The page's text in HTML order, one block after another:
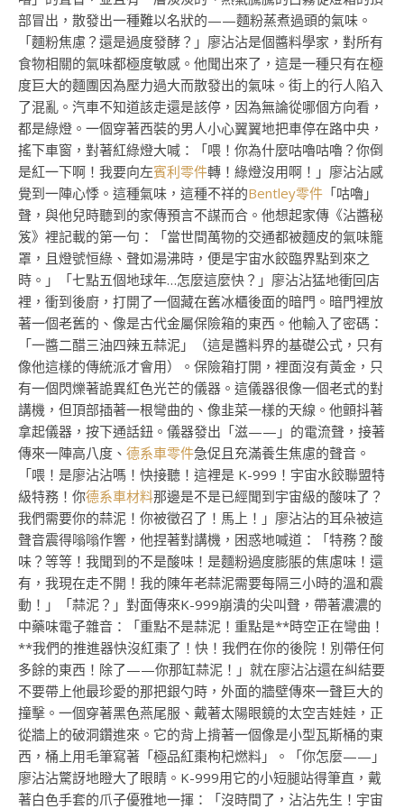
部冒出，散發出一種難以名狀的——麵粉蒸煮過頭的氣味。
「麵粉焦慮？還是過度發酵？」廖沾沾是個醬料學家，對所有
食物相關的氣味都極度敏感。他聞出來了，這是一種只有在極
度巨大的麵團因為壓力過大而散發出的氣味。街上的行人陷入
了混亂。汽車不知道該走還是該停，因為無論從哪個方向看，
都是綠燈。一個穿著西裝的男人小心翼翼地把車停在路中央，
搖下車窗，對著紅綠燈大喊：「喂！你為什麼咕嚕咕嚕？你倒
是紅一下啊！我要向左賓利零件轉！綠燈沒用啊！」廖沾沾感
覺到一陣心悸。這種氣味，這種不祥的Bentley零件 「咕嚕」
聲，與他兒時聽到的家傳預言不謀而合。他想起家傳《沾醬秘
笈》裡記載的第一句：「當世間萬物的交通都被麵皮的氣味籠
罩，且燈號恒綠、聲如湯沸時，便是宇宙水餃臨界點到來之
時。」「七點五個地球年…怎麼這麼快？」廖沾沾猛地衝回店
裡，衝到後廚，打開了一個藏在舊冰櫃後面的暗門。暗門裡放
著一個老舊的、像是古代金屬保險箱的東西。他輸入了密碼：
「一醬二醋三油四辣五蒜泥」（這是醬料界的基礎公式，只有
像他這樣的傳統派才會用）。保險箱打開，裡面沒有黃金，只
有一個閃爍著詭異紅色光芒的儀器。這儀器很像一個老式的對
講機，但頂部插著一根彎曲的、像韭菜一樣的天線。他顫抖著
拿起儀器，按下通話鈕。儀器發出「滋——」的電流聲，接著
傳來一陣高八度、 德系車零件急促且充滿養生焦慮的聲音。
「喂！是廖沾沾嗎！快接聽！這裡是 K-999！宇宙水餃聯盟特
級特務！你德系車材料那邊是不是已經聞到宇宙級的酸味了？
我們需要你的蒜泥！你被徵召了！馬上！」廖沾沾的耳朵被這
聲音震得嗡嗡作響，他捏著對講機，困惑地喊道：「特務？酸
味？等等！我聞到的不是酸味！是麵粉過度膨脹的焦慮味！還
有，我現在走不開！我的陳年老蒜泥需要每隔三小時的溫和震
動！」「蒜泥？」對面傳來K-999崩潰的尖叫聲，帶著濃濃的
中藥味電子雜音：「重點不是蒜泥！重點是**時空正在彎曲！
**我們的推進器快沒紅棗了！快！我們在你的後院！別帶任何
多餘的東西！除了——你那缸蒜泥！」就在廖沾沾還在糾結要
不要帶上他最珍愛的那把銀勺時，外面的牆壁傳來一聲巨大的
撞擊。一個穿著黑色燕尾服、戴著太陽眼鏡的太空吉娃娃，正
從牆上的破洞鑽進來。它的背上揹著一個像是小型瓦斯桶的東
西，桶上用毛筆寫著「極品紅棗枸杞燃料」。「你怎麼——」
廖沾沾驚訝地瞪大了眼睛。K-999用它的小短腿站得筆直，戴
著白色手套的爪子優雅地一揮：「沒時間了，沾沾先生！宇宙